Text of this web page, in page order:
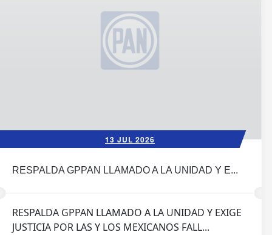
13 JUL 2026
RESPALDA GPPAN LLAMADO A LA UNIDAD Y E...
RESPALDA GPPAN LLAMADO A LA UNIDAD Y EXIGE
JUSTICIA POR LAS Y LOS MEXICANOS FALL...